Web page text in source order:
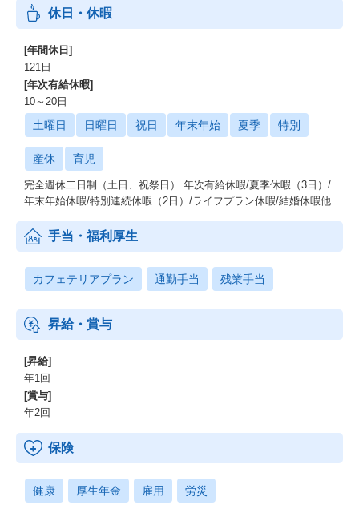
休日・休暇
[年間休日]
121日
[年次有給休暇]
10～20日
土曜日 日曜日 祝日 年末年始 夏季 特別
産休 育児
完全週休二日制（土日、祝祭日） 年次有給休暇/夏季休暇（3日）/
年末年始休暇/特別連続休暇（2日）/ライフプラン休暇/結婚休暇他
手当・福利厚生
カフェテリアプラン 通勤手当 残業手当
昇給・賞与
[昇給]
年1回
[賞与]
年2回
保険
健康 厚生年金 雇用 労災